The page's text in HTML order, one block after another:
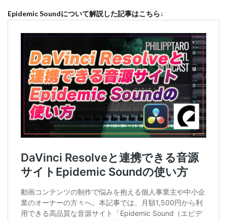
Epidemic Soundについて解説した記事はこちら↓